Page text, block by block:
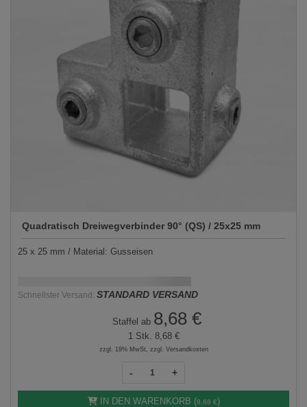
Quadratisch Dreiwegverbinder 90° (QS) / 25x25 mm
25 x 25 mm / Material: Gusseisen
Schnellster Versand: STANDARD VERSAND
Staffel ab 8,68 €
1 Stk. 8,68 €
zzgl. 19% MwSt, zzgl. Versandkosten
- +
IN DEN WARENKORB (8,68 €)